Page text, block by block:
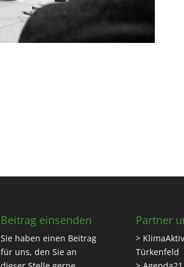
Beitrag einsenden
Sie haben einen Beitrag
für uns, den Sie an
Partner
>
Türkenfeld